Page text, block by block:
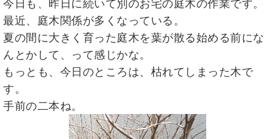
今日も、昨日に続いて別のお宅の庭木の作業です。
最近、庭木関係が多くなっている。
夏の間に大きく育った庭木を葉が散る始める前にな
んとかして、って感じかな。
もっとも、今日のところは、枯れてしまった木で
す。
手前の二本ね。